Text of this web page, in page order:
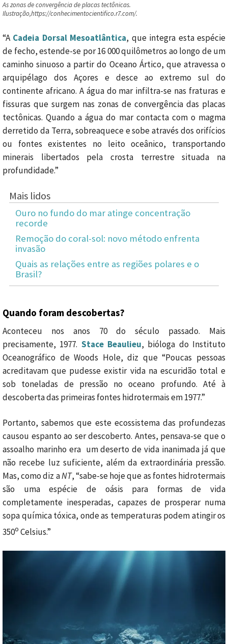
As zonas de convergência de placas tectônicas.
Ilustração,https://conhecimentocientifico.r7.com/.
“A Cadeia Dorsal Mesoatlântica, que integra esta espécie
de fecho, estende-se por 16 000 quilômetros ao longo de um
caminho sinuoso a partir do Oceano Ártico, que atravessa o
arquipélago dos Açores e desce ao extremo sul do
continente africano. A água do mar infiltra-se nas fraturas e
fissuras que surgem nas zonas de convergência das placas
tectônicas. Quando a água do mar contacta com o magma
derretido da Terra, sobreaquece e sobe através dos orifícios
ou fontes existentes no leito oceânico, transportando
minerais libertados pela crosta terrestre situada na
profundidade.”
Mais lidos
Ouro no fundo do mar atinge concentração
recorde
Remoção do coral-sol: novo método enfrenta
invasão
Quais as relações entre as regiões polares e o
Brasil?
Quando foram descobertas?
Aconteceu nos anos 70 do século passado. Mais
precisamente, 1977. Stace Beaulieu, bióloga do Instituto
Oceanográfico de Woods Hole, diz que “Poucas pessoas
acreditavam que pudesse existir vida na escuridão total e
sob toneladas de pressão no oceano profundo. Até à
descoberta das primeiras fontes hidrotermais em 1977.”
Portanto, sabemos que este ecossistema das profundezas
causou espanto ao ser descoberto. Antes, pensava-se que o
assoalho marinho era um deserto de vida inanimada já que
não recebe luz suficiente, além da extraordinária pressão.
Mas, como diz aNT, “sabe-se hoje que as fontes hidrotermais
são uma espécie de oásis para formas de vida
completamente inesperadas, capazes de prosperar numa
sopa química tóxica, onde as temperaturas podem atingir os
350o Celsius.”